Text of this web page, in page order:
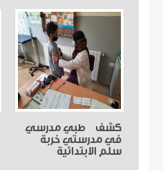
كشف طبي مدرسي
في مدرستي خربة
سلم الابتدائية